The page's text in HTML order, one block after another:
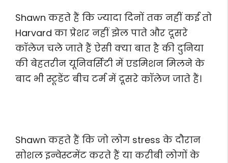
Shawn कहते हैं कि ज्यादा दिनों तक नहीं कई तो
Harvard का प्रेशर नहीं झेल पाते और दूसरे
कॉलेज चले जाते हैं ऐसी क्या बात है की दुनिया
की बेहतरीन यूनिवर्सिटी में एडमिशन मिलने के
बाद भी स्टूडेंट बीच टर्म में दूसरे कॉलेज जाते हैं।
Shawn कहते हैं कि जो लोग stress के दौरान
सोशल इन्वेस्टमेंट करते हैं या करीबी लोगों के